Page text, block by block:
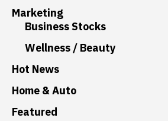
Marketing
Business Stocks
Wellness / Beauty
Hot News
Home & Auto
Featured